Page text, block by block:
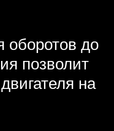
оборотов до
позволит
на